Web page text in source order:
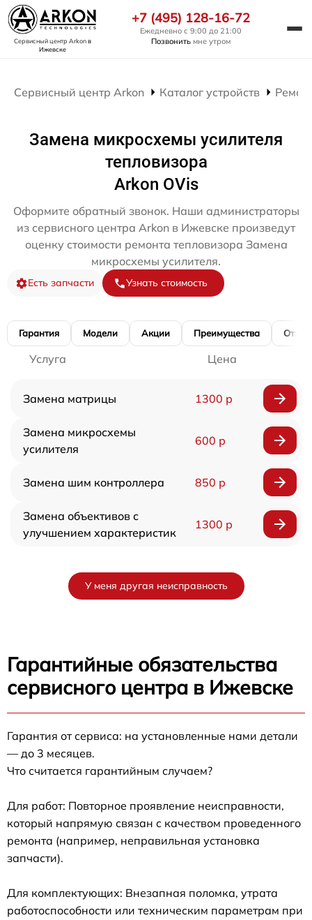
Сервисный центр Arkonв
Ижевске
+7 (495) 128-16-72
Ежедневно с 9:00 до 21:00
Позвонить мне утром
Сервисный центр Arkon Каталог устройств
Замена микросхемы усилителя
тепловизора
Arkon OVis
Оформите обратный звонок. Наши администраторы
из сервисного центра Arkon в Ижевске произведут
оценку стоимости ремонта тепловизора Замена
микросхемы усилителя.
Есть запчасти Узнать стоимость
Гарантия Модели Акции Преимущества
Услуга Цена
Замена матрицы 1300 р
Замена микросхемы
усилителя
600 р
Замена шим контроллера 850 р
Замена объективов с
улучшением характеристик
1300 р
У меня другая неисправность
Гарантийные обязательства
сервисного центра в Ижевске
Гарантия от сервиса: на установленные нами детали
— до 3 месяцев.
Что считается гарантийным случаем?
Для работ: Повторное проявление неисправности,
который напрямую связан с качеством проведенного
ремонта (например, неправильная установка
запчасти).
Для комплектующих: Внезапная поломка, утрата
работоспособности или техническим параметрам при